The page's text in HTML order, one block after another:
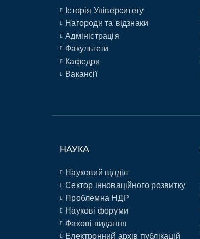
Історія Університету
Нагороди та відзнаки
Адміністрація
Факультети
Кафедри
Вакансії
НАУКА
Науковий відділ
Сектор інноваційного розвитку
Проблемна НДР
Наукові форуми
Фахові видання
Електронний архів публікацій